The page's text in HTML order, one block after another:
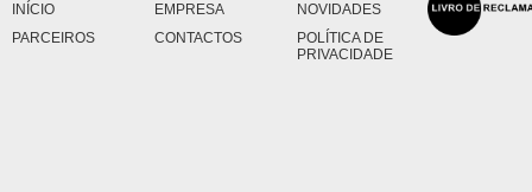
INÍCIO EMPRESA
NOVIDADES
PARCEIROS
CONTACTOS
POLÍTICA DE
PRIVACIDADE